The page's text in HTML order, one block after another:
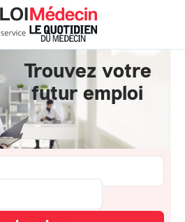
Trouvez votre
futur emploi